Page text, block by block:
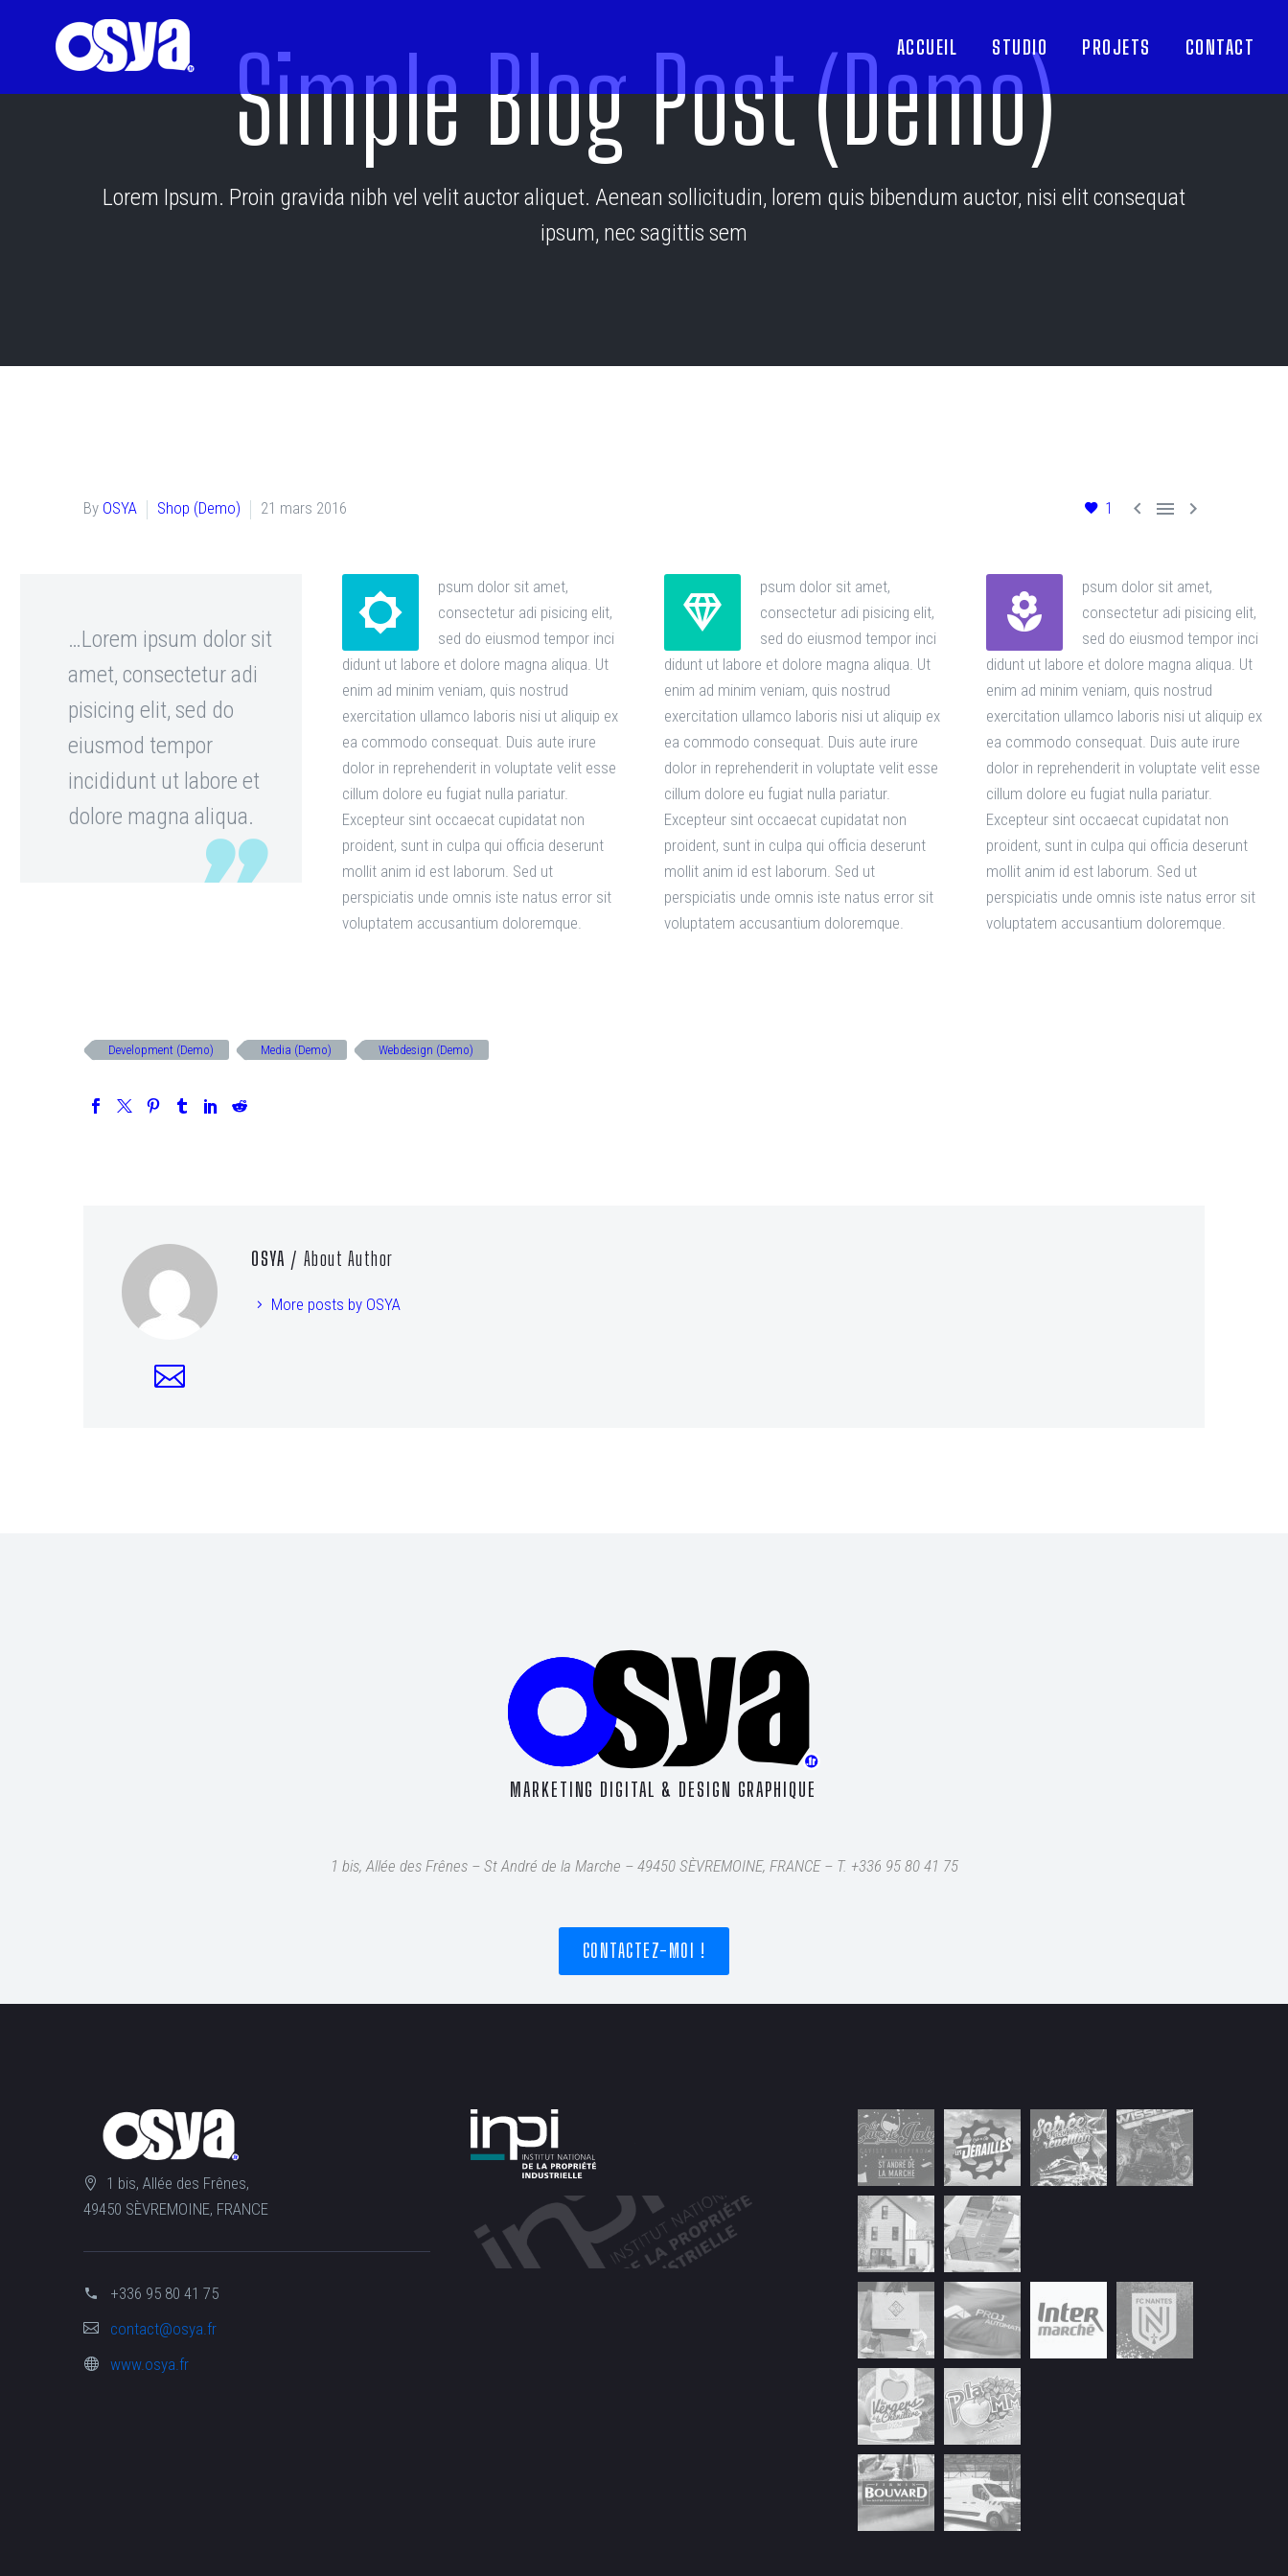
ACCUEIL STUDIO PROJETS CONTACT
Simple Blog Post (Demo)
Lorem Ipsum. Proin gravida nibh vel velit auctor aliquet. Aenean sollicitudin, lorem quis bibendum auctor, nisi elit consequat
ipsum, nec sagittis sem
1   
By OSYA Shop (Demo) 21 mars 2016
…Lorem ipsum dolor sit
amet, consectetur adi
pisicing elit, sed do
eiusmod tempor
incididunt ut labore et
dolore magna aliqua.


psum dolor sit amet,
consectetur adi pisicing elit,
sed do eiusmod tempor inci
didunt ut labore et dolore magna aliqua. Ut
enim ad minim veniam, quis nostrud
exercitation ullamco laboris nisi ut aliquip ex
ea commodo consequat. Duis aute irure
dolor in reprehenderit in voluptate velit esse
cillum dolore eu fugiat nulla pariatur.
Excepteur sint occaecat cupidatat non
proident, sunt in culpa qui officia deserunt
mollit anim id est laborum. Sed ut
perspiciatis unde omnis iste natus error sit
voluptatem accusantium doloremque.


psum dolor sit amet,
consectetur adi pisicing elit,
sed do eiusmod tempor inci
didunt ut labore et dolore magna aliqua. Ut
enim ad minim veniam, quis nostrud
exercitation ullamco laboris nisi ut aliquip ex
ea commodo consequat. Duis aute irure
dolor in reprehenderit in voluptate velit esse
cillum dolore eu fugiat nulla pariatur.
Excepteur sint occaecat cupidatat non
proident, sunt in culpa qui officia deserunt
mollit anim id est laborum. Sed ut
perspiciatis unde omnis iste natus error sit
voluptatem accusantium doloremque.


psum dolor sit amet,
consectetur adi pisicing elit,
sed do eiusmod tempor inci
didunt ut labore et dolore magna aliqua. Ut
enim ad minim veniam, quis nostrud
exercitation ullamco laboris nisi ut aliquip ex
ea commodo consequat. Duis aute irure
dolor in reprehenderit in voluptate velit esse
cillum dolore eu fugiat nulla pariatur.
Excepteur sint occaecat cupidatat non
proident, sunt in culpa qui officia deserunt
mollit anim id est laborum. Sed ut
perspiciatis unde omnis iste natus error sit
voluptatem accusantium doloremque.
Development (Demo) Media (Demo) Webdesign (Demo)
OSYA / About Author
More posts by OSYA
MARKETING DIGITAL & DESIGN GRAPHIQUE
1 bis, Allée des Frênes – St André de la Marche – 49450 SÈVREMOINE, FRANCE – T. +336 95 80 41 75
CONTACTEZ-MOI !
1 bis, Allée des Frênes,
49450 SÈVREMOINE, FRANCE
+336 95 80 41 75
contact@osya.fr
www.osya.fr